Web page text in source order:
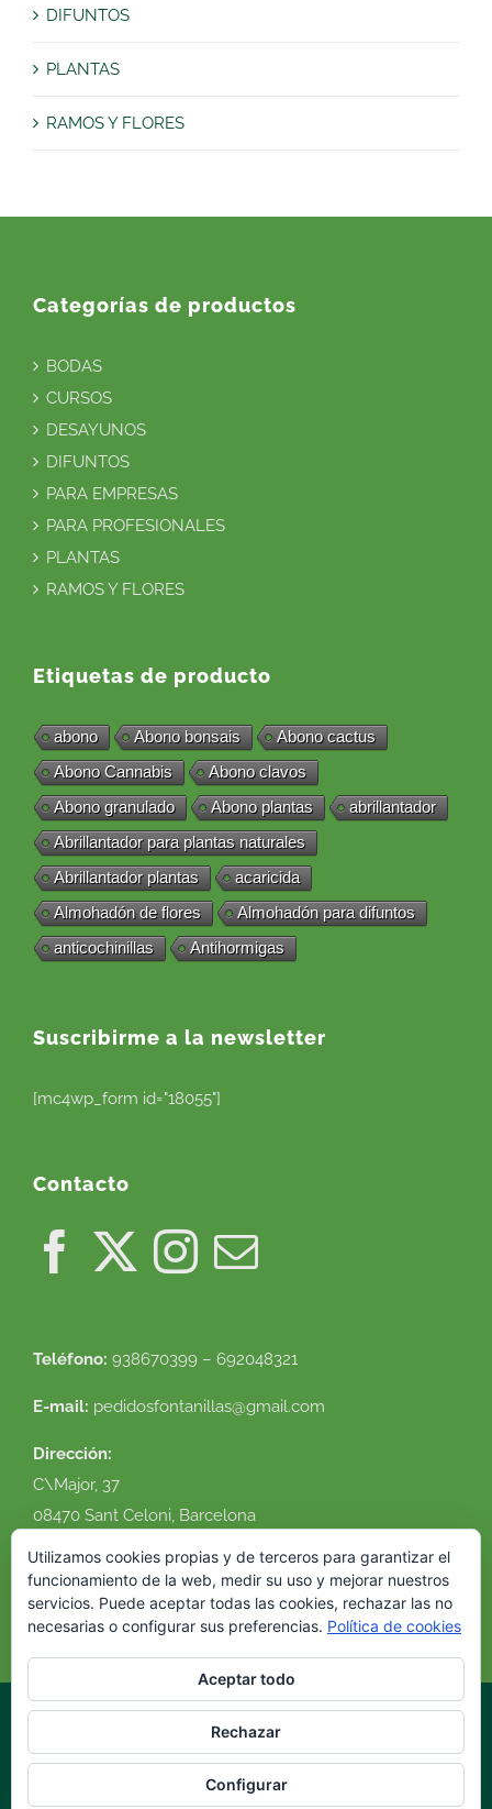
DIFUNTOS
PLANTAS
RAMOS Y FLORES
Categorías de productos
BODAS
CURSOS
DESAYUNOS
DIFUNTOS
PARA EMPRESAS
PARA PROFESIONALES
PLANTAS
RAMOS Y FLORES
Etiquetas de producto
abono Abono bonsais
Abono cactus
Abono Cannabis
Abono clavos
Abono granulado
Abono plantas
abrillantador
Abrillantador para plantas naturales
Abrillantador plantas
acaricida
Almohadón de flores
Almohadón para difuntos
anticochinillas
Antihormigas
Suscribirme a la newsletter
[mc4wp_form id="18055"]
Contacto
Teléfono: 938670399 – 692048321
E-mail: pedidosfontanillas@gmail.com
Dirección:
C\Major, 37
08470 Sant Celoni, Barcelona
Ver en google maps
© 2016 Flor Natural. Todos los derechos reservados. |
cookies|Condiciones de uso|Envíos y devoluciones|Diseño
webVirtualDomus
Utilizamos cookies propias y de terceros para garantizar el
funcionamiento de la web, medir su uso y mejorar nuestros
servicios. Puede aceptar todas las cookies, rechazar las no
necesarias o configurar sus preferencias. Política de cookies
Aceptar todo
Rechazar
Configurar